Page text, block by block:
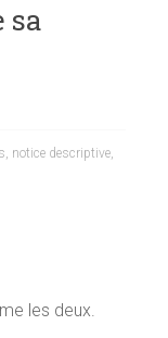
sa
, notice descriptive,
les deux.